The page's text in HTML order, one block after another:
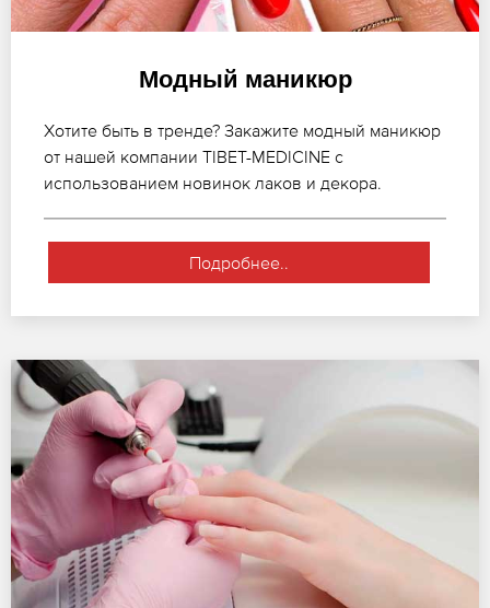
Модный маникюр
Хотите быть в тренде? Закажите модный маникюр
от нашей компании TIBET-MEDICINE с
использованием новинок лаков и декора.
Подробнее..